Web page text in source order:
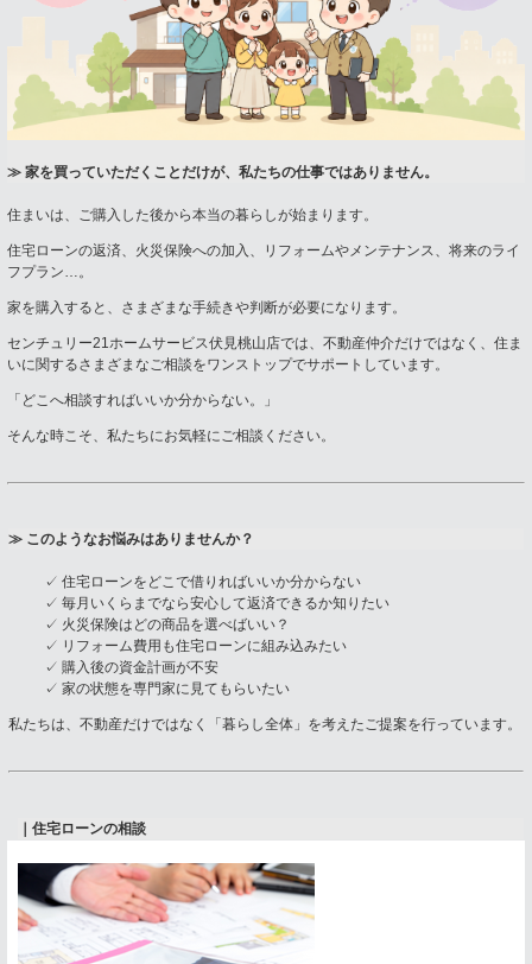
≫ 家を買っていただくことだけが、私たちの仕事ではありません。
住まいは、ご購入した後から本当の暮らしが始まります。
住宅ローンの返済、火災保険への加入、リフォームやメンテナンス、将来のライ
フプラン…。
家を購入すると、さまざまな手続きや判断が必要になります。
センチュリー21ホームサービス伏見桃山店では、不動産仲介だけではなく、住ま
いに関するさまざまなご相談をワンストップでサポートしています。
「どこへ相談すればいいか分からない。」
そんな時こそ、私たちにお気軽にご相談ください。
≫ このようなお悩みはありませんか？
✓ 住宅ローンをどこで借りればいいか分からない
✓ 毎月いくらまでなら安心して返済できるか知りたい
✓ 火災保険はどの商品を選べばいい？
✓ リフォーム費用も住宅ローンに組み込みたい
✓ 購入後の資金計画が不安
✓ 家の状態を専門家に見てもらいたい
私たちは、不動産だけではなく「暮らし全体」を考えたご提案を行っています。
｜住宅ローンの相談